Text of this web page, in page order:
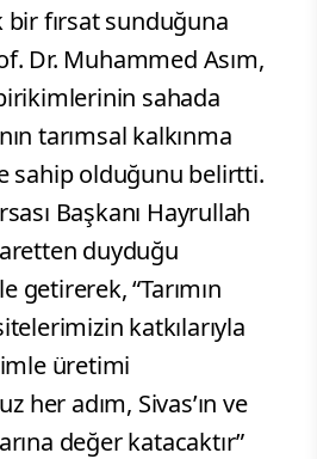
bir fırsat sunduğuna
Dr. Muhammed Asım,
sahada
tarımsal kalkınma
sahip olduğunu belirtti.
Başkanı Hayrullah
duyduğu
getirerek, “Tarımın
katkılarıyla
üretimi
her adım, Sivas’ın ve
değer katacaktır”